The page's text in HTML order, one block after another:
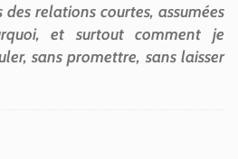
relations courtes, assumées
et surtout comment je
sans promettre, sans laisser